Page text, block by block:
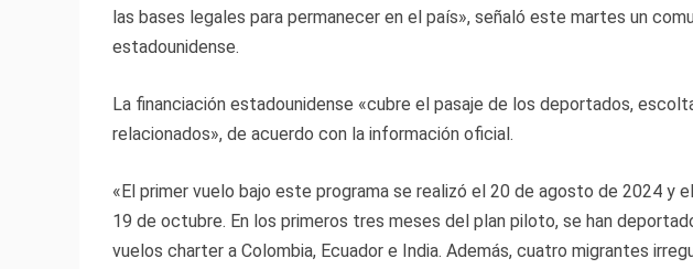
las bases legales para permanecer en el país», señaló este martes un
estadounidense.
La financiación estadounidense «cubre el pasaje de los deportados,
relacionados», de acuerdo con la información oficial.
«El primer vuelo bajo este programa se realizó el 20 de agosto de 2024 y
19 de octubre. En los primeros tres meses del plan piloto, se han
vuelos charter a Colombia, Ecuador e India. Además, cuatro migrantes